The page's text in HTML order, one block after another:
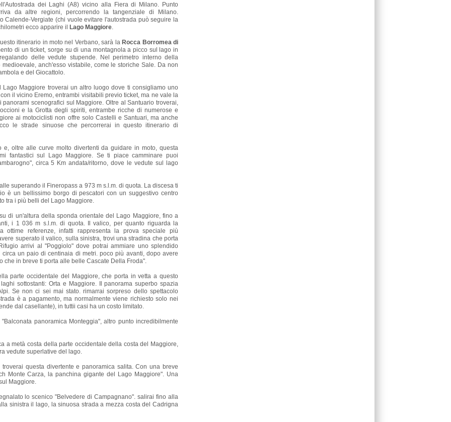
dei Laghi (A8) vicino alla Fiera di Milano. Punto
da altre regioni, percorrendo la tangenziale di Milano.
Calende-Vergiate (chi vuole evitare l'autostrada può seguire la
ecco apparire il
Lago Maggiore.
itinerario in moto nel Verbano, sarà la Rocca Borromea di
di un ticket, sorge su di una montagnola a picco sul lago in
delle vedute stupende. Nel perimetro interno della
anch'esso vistabile, come le storiche Sale. Da non
e del Giocattolo.
Maggiore troverai un altro luogo dove ti consigliamo uno
il vicino Eremo, entrambi visitabili previo ticket, ma ne vale la
scenografici sul Maggiore. Oltre al Santuario troverai,
e la Grotta degli spiriti, entrambe ricche di numerose e
ai motociclisti non offre solo Castelli e Santuari, ma anche
le strade sinuose che percorrerai in questo itinerario di
e, oltre alle curve molto divertenti da guidare in moto, questa
fantastici sul Lago Maggiore. Se ti piace camminare puoi
circa 5 Km andata/ritorno, dove le vedute sul lago
superando il Fineropass a 973 m s.l.m. di quota. La discesa ti
è un bellissimo borgo di pescatori con un suggestivo centro
tra i più belli del Lago Maggiore.
di un'altura della sponda orientale del Lago Maggiore, fino a
i 1 036 m s.l.m. di quota. Il valico, per quanto riguarda la
ottime referenze, infatti rappresenta la prova speciale più
superato il valico, sulla sinistra, trovi una stradina che porta
arrivi al "Poggiolo" dove potrai ammiare uno splendido
un paio di centinaia di metri. poco più avanti, dopo avere
che in breve ti porta alle belle Cascate Della Froda".
parte occidentale del Maggiore, che porta in vetta a questo
sottostanti: Orta e Maggiore. Il panorama superbo spazia
Se non ci sei mai stato. rimarrai sorpreso dello spettacolo
è a pagamento, ma normalmente viene richiesto solo nei
dal casellante), in tuttii casi ha un costo limitato.
panoramica Monteggia", altro punto incredibilmente
a metà costa della parte occidentale della costa del Maggiore,
vedute superlative del lago.
questa divertente e panoramica salita. Con una breve
Monte Carza, la panchina gigante del Lago Maggiore". Una
Maggiore.
lo scenico "Belvedere di Campagnano". salirai fino alla
sinistra il lago, la sinuosa strada a mezza costa del Cadrigna